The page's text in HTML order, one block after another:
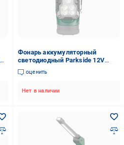
Фонарь аккумуляторный
светодиодный Parkside 12V
PLLA 12 B2 без АКБ и зарядного
устройства
оценить
Нет в наличии